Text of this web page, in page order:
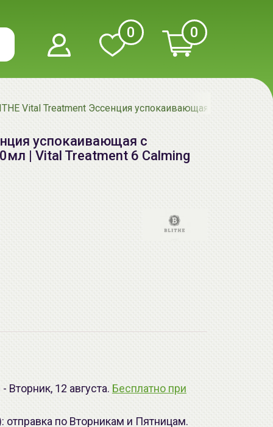
0 0
Vital Treatment Эссенция успокаивающая с
успокаивающая с
| Vital Treatment 6 Calming
12 августа. Бесплатно при
отправка по Вторникам и Пятницам.